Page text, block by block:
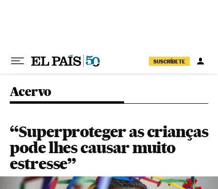
SUSCRÍBETE
Acervo
“Superproteger as crianças
pode lhes causar muito
estresse”